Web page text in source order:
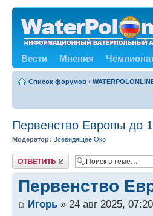
Вести Мнения
Список форумов ‹
Первенство Европы до
Модератор: Всевидящее Око
Ответить
Первенство
Игорь » 24 авг 2025, 07:20